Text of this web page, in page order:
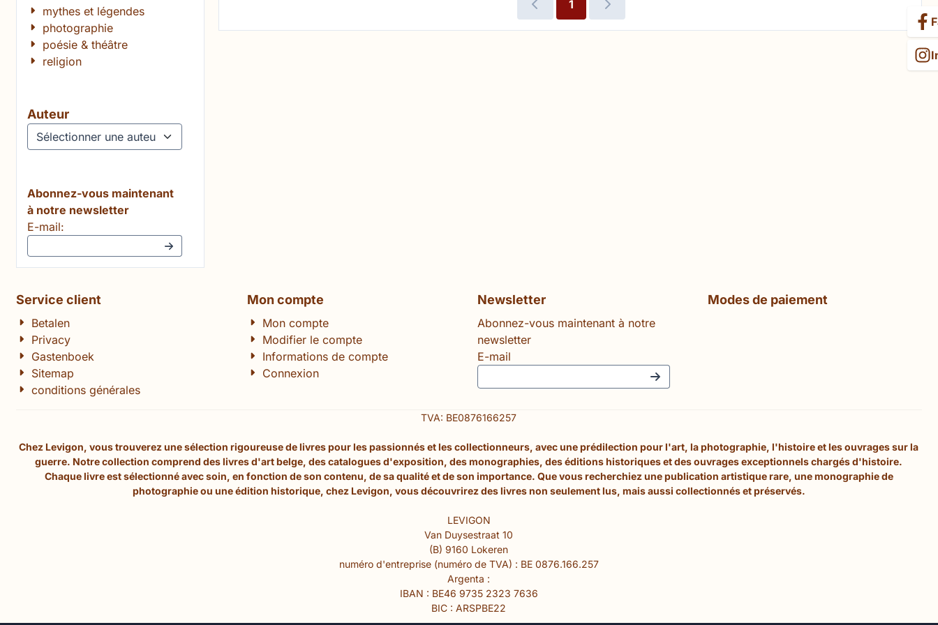
mythes et légendes
photographie
poésie & théâtre
religion
Auteur
Abonnez-vous maintenant
à notre newsletter
E-mail:
1
Service client
Betalen
Privacy
Gastenboek
Sitemap
conditions générales
Mon compte
Mon compte
Modifier le compte
Informations de compte
Connexion
Newsletter
Abonnez-vous maintenant à notre
newsletter
E-mail
Modes de paiement
TVA: BE0876166257
Chez Levigon, vous trouverez une sélection rigoureuse de livres pour les passionnés et les collectionneurs, avec une prédilection pour l'art, la photographie, l'histoire et les ouvrages sur la
guerre. Notre collection comprend des livres d'art belge, des catalogues d'exposition, des monographies, des éditions historiques et des ouvrages exceptionnels chargés d'histoire.
Chaque livre est sélectionné avec soin, en fonction de son contenu, de sa qualité et de son importance. Que vous recherchiez une publication artistique rare, une monographie de
photographie ou une édition historique, chez Levigon, vous découvrirez des livres non seulement lus, mais aussi collectionnés et préservés.
LEVIGON
Van Duysestraat 10
(B) 9160 Lokeren
numéro d'entreprise (numéro de TVA) : BE 0876.166.257
Argenta :
IBAN : BE46 9735 2323 7636
BIC : ARSPBE22